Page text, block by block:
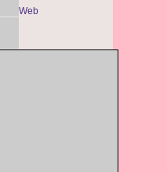
Web